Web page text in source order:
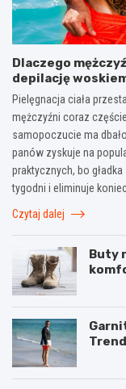
Dlaczego
depilację
Pielęgnacja ciała
mężczyźni coraz
samopoczucie ma
panów zyskuje na
praktycznych, bo
tygodni i eliminuje
Czytaj dalej
Buty